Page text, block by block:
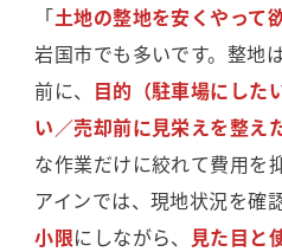
「土地の整地を安くやって
岩国市でも多いです。整地
前に、
目的（駐車場にした
い／売却前に見栄えを整え
な作業だけに絞れて費用を
アインでは、現地状況を確
小限にしながら、 見た目と